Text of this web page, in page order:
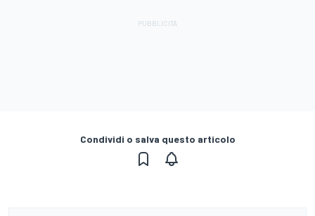
Condividi o salva questo articolo